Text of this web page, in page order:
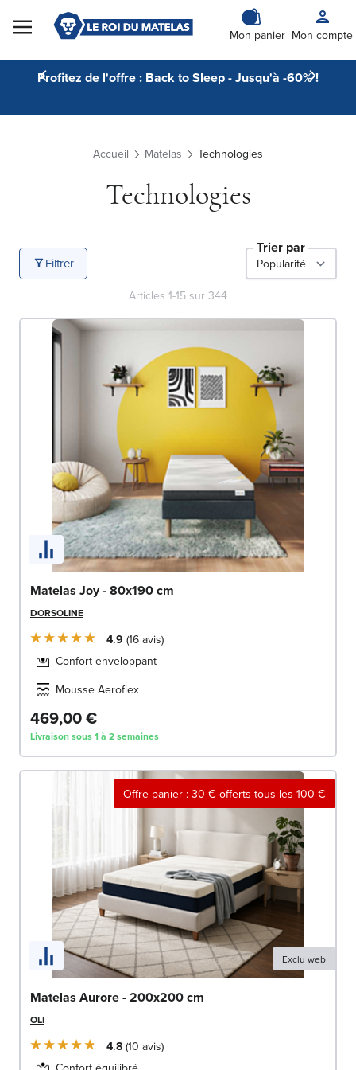
Skip to Content
Mon panier Mon compte
Profitez de l'offre : Back to Sleep - Jusqu'à -60% !
Accueil Matelas Technologies
Technologies
Filtrer
Trier par
Articles 1-15 sur 344
Matelas Joy - 80x190 cm
DORSOLINE
4.9 16 avis
Confort enveloppant
Mousse Aeroflex
469,00 €
Livraison sous 1 à 2 semaines
Offre panier : 30 € offerts tous les 100 €
Exclu web
Matelas Aurore - 200x200 cm
OLI
4.8 10 avis